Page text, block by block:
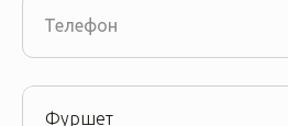
Телефон